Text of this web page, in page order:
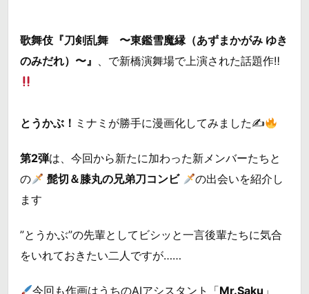
歌舞伎『刀剣乱舞 〜東鑑雪魔縁（あずまかがみ ゆき
のみだれ）〜』 、で新橋演舞場で上演された話題作‼︎
とうかぶ！ ミナミが勝手に漫画化してみました✍
第2弾は、今回から新たに加わった新メンバーたちと
の
髭切＆膝丸の兄弟刀コンビ
の出会いを紹介し
ます
”とうかぶ”の先輩としてビシッと一言後輩たちに気合
をいれておきたい二人ですが……
今回も作画はうちのAIアシスタント「Mr.Saku 」